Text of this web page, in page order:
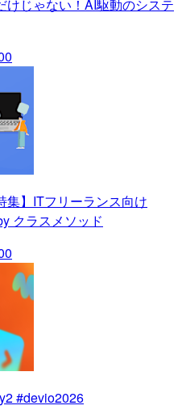
けじゃない！AI駆動のシステ
集】ITフリーランス向け
クラスメソッド
#devio2026